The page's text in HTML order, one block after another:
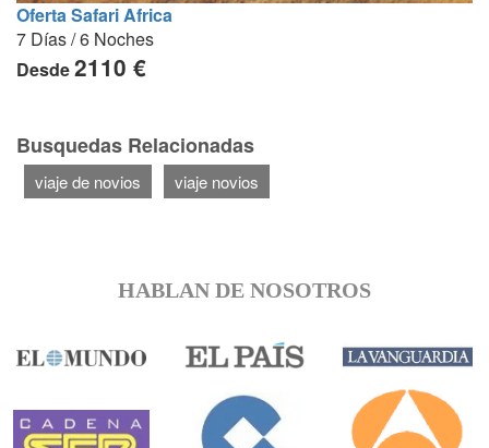
Oferta Safari Africa
7 Días / 6 Noches
Desde2110 €
Busquedas Relacionadas
viaje de novios viaje novios
HABLAN DE NOSOTROS